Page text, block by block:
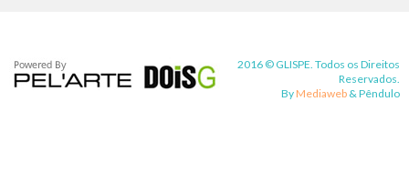
2016 © GLISPE. Todos os Direitos
Reservados.
By Mediaweb & Pêndulo